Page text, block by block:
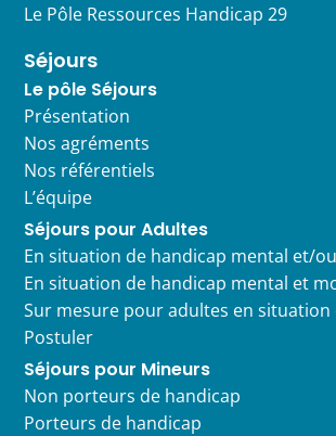
Le Pôle Ressources Handicap 29
Séjours
Le pôle Séjours
Présentation
Nos agréments
Nos référentiels
L’équipe
Séjours pour Adultes
En situation de handicap mental et/
En situation de handicap mental et
Sur mesure pour adultes en situation
Postuler
Séjours pour Mineurs
Non porteurs de handicap
Porteurs de handicap